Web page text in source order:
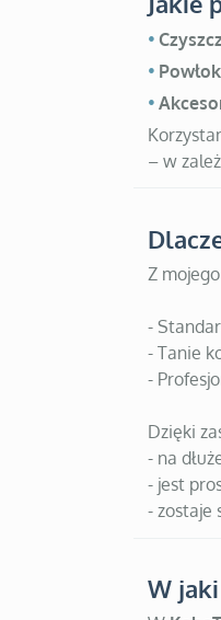
– w
Z
-
- Tanie
-
Dzięki
- na
- jest
- zostaje
W